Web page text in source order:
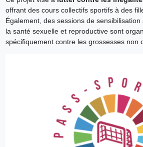
offrant des cours collectifs sportifs à des
Également, des sessions de sensibilisation
la santé sexuelle et reproductive sont
spécifiquement contre les grossesses non